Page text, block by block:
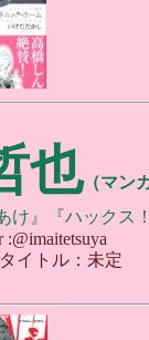
也（マン
け』『ハックス
:@imaitetsuya
イトル：未定